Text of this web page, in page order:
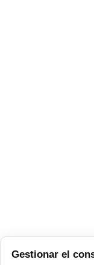
Gestionar el